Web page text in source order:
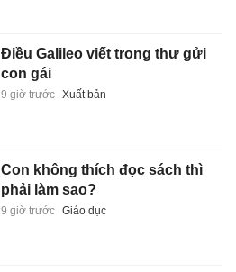
Điều Galileo viết trong thư gửi
con gái
9 giờ trước Xuất bản
Con không thích đọc sách thì
phải làm sao?
9 giờ trước Giáo dục